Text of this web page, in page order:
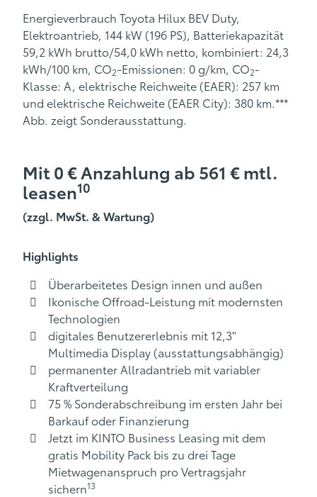
Mit 0 € Anzahlung ab 561 € mtl.
leasen10
(zzgl. MwSt. & Wartung)
Highlights
Überarbeitetes Design innen und außen
Ikonische Offroad-Leistung mit modernsten
Technologien
digitales Benutzererlebnis mit 12,3"
Multimedia Display (ausstattungsabhängig)
permanenter Allradantrieb mit variabler
Kraftverteilung
75 % Sonderabschreibung im ersten Jahr bei
Barkauf oder Finanzierung
Jetzt im KINTO Business Leasing mit dem
gratis Mobility Pack bis zu drei Tage
Mietwagenanspruch pro Vertragsjahr
sichern13
Energieverbrauch Toyota Hilux BEV Duty,
Elektroantrieb, 144 kW (196 PS), Batteriekapazität
59,2 kWh brutto/54,0 kWh netto, kombiniert: 24,3
kWh/100 km, CO2-Emissionen: 0 g/km, CO2-
Klasse: A, elektrische Reichweite (EAER): 257 km
und elektrische Reichweite (EAER City): 380 km.***
Abb. zeigt Sonderausstattung.